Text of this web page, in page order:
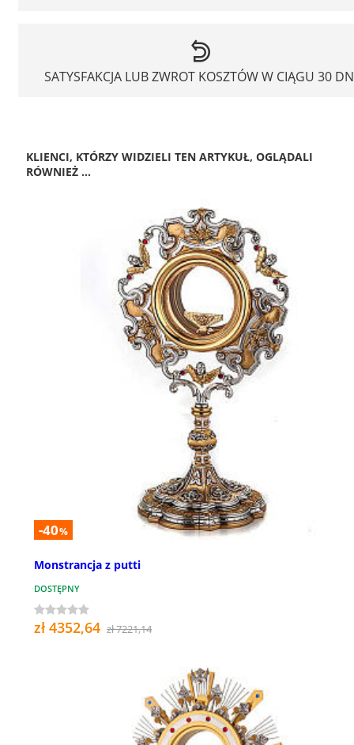
SATYSFAKCJA LUB ZWROT KOSZTÓW W CIĄGU 30
KLIENCI, KTÓRZY WIDZIELI TEN ARTYKUŁ, OGLĄDALI
RÓWNIEŻ ...
-40%
Monstrancja z putti
DOSTĘPNY
zł 4352,64 zł 7221,14